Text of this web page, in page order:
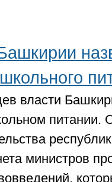
власти
питании.
министров